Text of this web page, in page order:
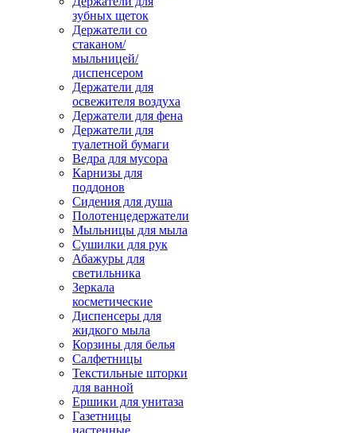
зубных щеток
Держатели со
стаканом/
мыльницей/
диспенсером
Держатели для
освежителя воздуха
Держатели для фена
Держатели для
туалетной бумаги
Ведра для мусора
Карнизы для
поддонов
Сидения для душа
Полотенцедержатели
Мыльницы для мыла
Сушилки для рук
Абажуры для
светильника
Зеркала
косметические
Диспенсеры для
жидкого мыла
Корзины для белья
Салфетницы
Текстильные шторки
для ванной
Ершики для унитаза
Газетницы
настенные